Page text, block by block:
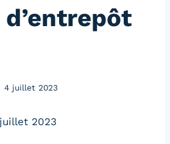
4 juillet 2023
2023